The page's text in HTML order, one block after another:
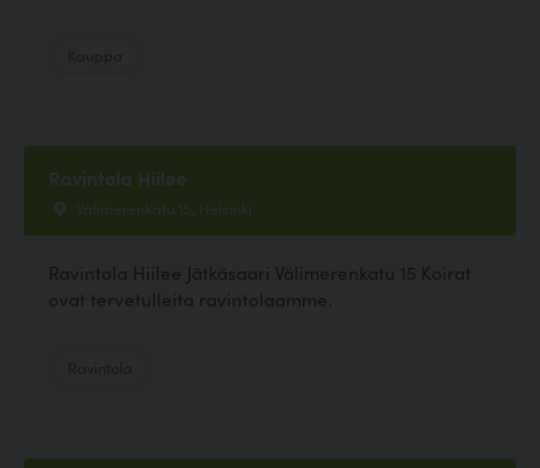
Ravintola Hiilee
Välimerenkatu 15, Helsinki
Ravintola Hiilee Jätkäsaari Välimerenkatu 15 Koirat
ovat tervetulleita ravintolaamme.